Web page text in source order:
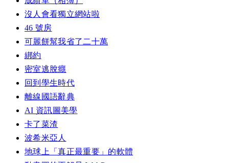
沒人會看獨立網站啦
46 號房
可麗餅幫我省了二十萬
綁約
密室逃脫癮
回到學生時代
離線國語辭典
AI 資訊圖美學
卡了菜渣
波希米亞人
地球上「真正最重要」的軟體